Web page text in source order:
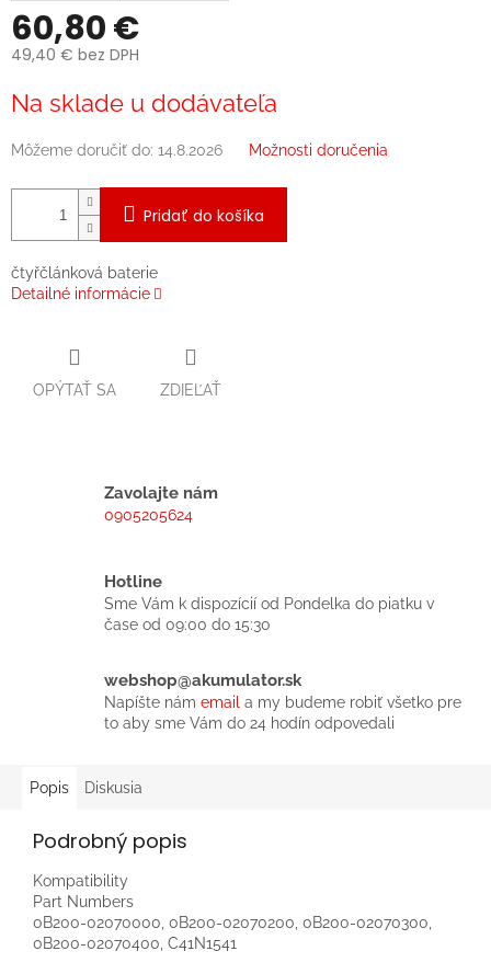
60,80 €
49,40 € bez DPH
cena:
Na sklade u dodávateľa
Môžeme doručiť do: 14.8.2026 Možnosti doručenia
Pridať do košíka
čtyřčlánková baterie
Detailné informácie
OPÝTAŤ SA ZDIEĽAŤ
Zavolajte nám
0905205624
Hotline
Sme Vám k dispozícií od Pondelka do piatku v
čase od 09:00 do 15:30
webshop@akumulator.sk
Napíšte nám email a my budeme robiť všetko pre
to aby sme Vám do 24 hodín odpovedali
Popis Diskusia
Podrobný popis
Kompatibility
Part Numbers
0B200-02070000, 0B200-02070200, 0B200-02070300,
0B200-02070400, C41N1541